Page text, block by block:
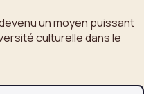
un moyen puissant
culturelle dans le